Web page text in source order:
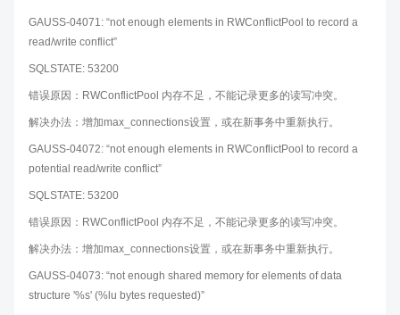
GAUSS-04071: “not enough elements in RWConflictPool to record a
read/write conflict”
SQLSTATE: 53200
错误原因：RWConflictPool 内存不足，不能记录更多的读写冲突。
解决办法：增加max_connections设置，或在新事务中重新执行。
GAUSS-04072: “not enough elements in RWConflictPool to record a
potential read/write conflict”
SQLSTATE: 53200
错误原因：RWConflictPool 内存不足，不能记录更多的读写冲突。
解决办法：增加max_connections设置，或在新事务中重新执行。
GAUSS-04073: “not enough shared memory for elements of data
structure '%s' (%lu bytes requested)”